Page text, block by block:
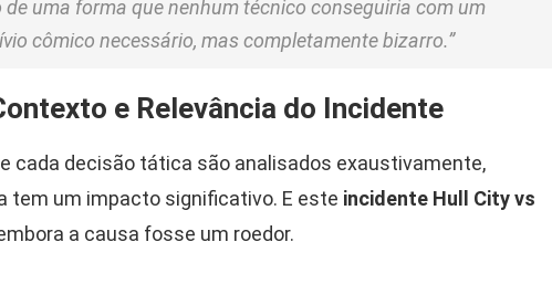
uma forma que nenhum técnico conseguiria com um
cômico necessário, mas completamente bizarro.”
e Relevância do Incidente
cada decisão tática são analisados exaustivamente,
tem um impacto significativo. E este incidente Hull City vs
a causa fosse um roedor.